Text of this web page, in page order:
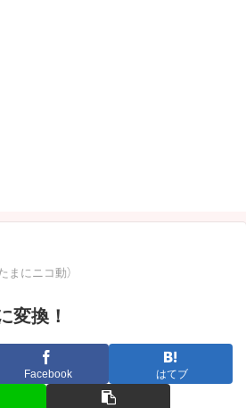
まにニコ動）
変換！
Facebook はてブ